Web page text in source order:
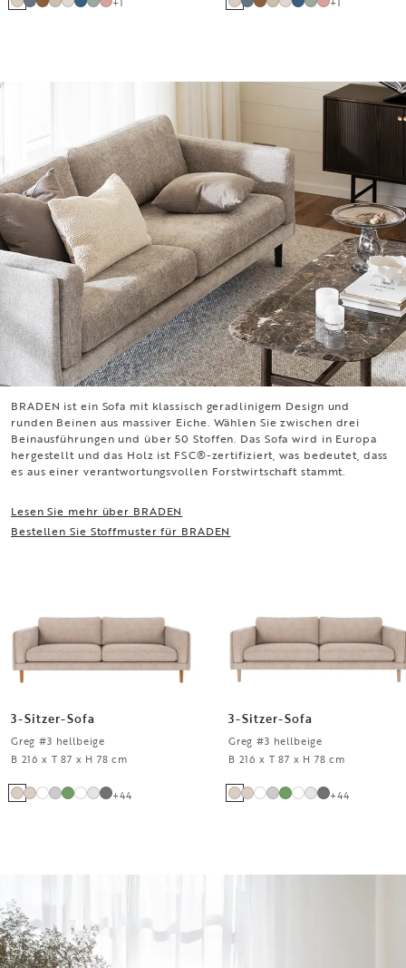
+1 +1
BRADEN
BRADEN ist ein Sofa mit klassisch geradlinigem Design und
runden Beinen aus massiver Eiche. Wählen Sie zwischen drei
Beinausführungen und über 50 Stoffen. Das Sofa wird in Europa
hergestellt und das Holz ist FSC®-zertifiziert, was bedeutet, dass
es aus einer verantwortungsvollen Forstwirtschaft stammt.
Lesen Sie mehr über BRADEN
Bestellen Sie Stoffmuster für BRADEN
3-Sitzer-Sofa
Greg #3 hellbeige
B 216 x T 87 x H 78 cm
+44
3-Sitzer-Sofa
Greg #3 hellbeige
B 216 x T 87 x H 78 cm
+44